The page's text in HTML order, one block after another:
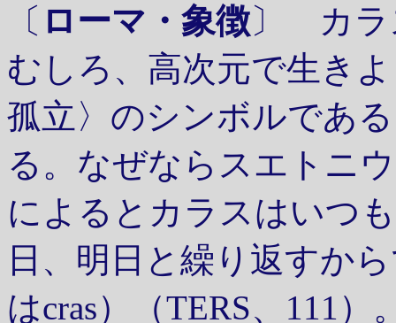
〔 ローマ・象徴〕 カラ
むしろ、高次元で生き
孤立〉のシンボルであ
る。なぜならスエトニ
によるとカラスはいつ
日、明日と繰り返すか
はcras）（TERS、111）